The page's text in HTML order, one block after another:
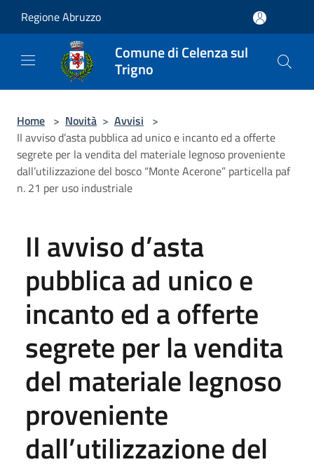
Regione Abruzzo
Comune di Celenza sul
Trigno
Home > Novità > Avvisi >
II avviso d’asta pubblica ad unico e incanto ed a offerte
segrete per la vendita del materiale legnoso proveniente
dall’utilizzazione del bosco “Monte Acerone” particella paf
n. 21 per uso industriale
II avviso d’asta
pubblica ad unico e
incanto ed a offerte
segrete per la vendita
del materiale legnoso
proveniente
dall’utilizzazione del